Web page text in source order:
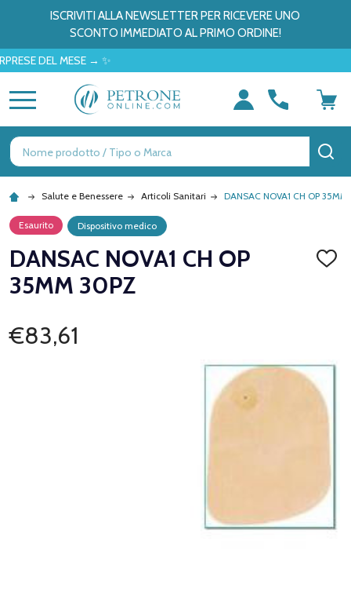
ISCRIVITI ALLA NEWSLETTER PER RICEVERE UNO
SCONTO IMMEDIATO AL PRIMO ORDINE!
DEL MESE → ✨
Ricerca
Salute e Benessere Articoli Sanitari DANSAC NOVA1 CH OP
Esaurito Dispositivo medico
DANSAC NOVA1 CH OP
35MM 30PZ
€83,61